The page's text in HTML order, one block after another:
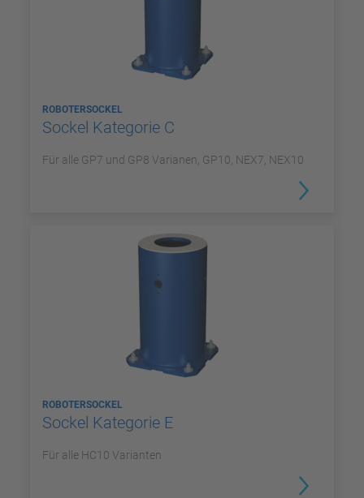
ROBOTERSOCKEL
Sockel Kategorie C
Für alle GP7 und GP8 Varianen, GP10, NEX7, NEX10
ROBOTERSOCKEL
Sockel Kategorie E
Für alle HC10 Varianten